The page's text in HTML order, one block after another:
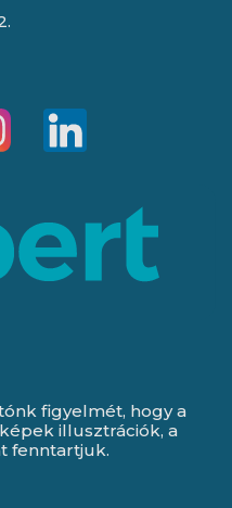
figyelmét, hogy a
illusztrációk, a
fenntartjuk.